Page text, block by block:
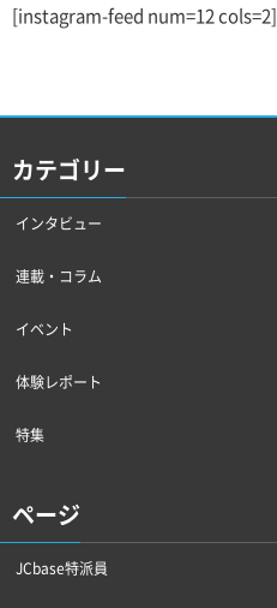
[instagram-feed num=12 cols=2]
カテゴリー
インタビュー
連載・コラム
イベント
体験レポート
特集
ページ
JCbase特派員